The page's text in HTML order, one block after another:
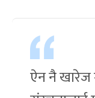
ऐन नै खारेज